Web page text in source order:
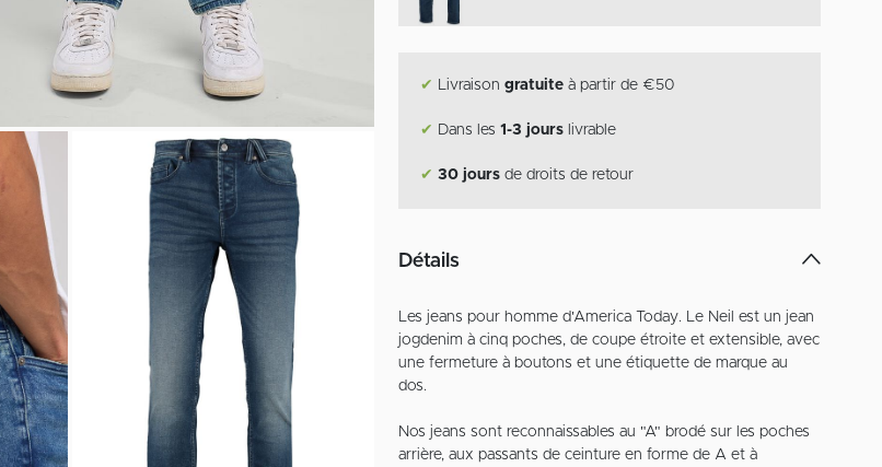
✔ Livraisongratuite à partir de €50
✔ Dans les1-3 jours livrable
✔ 30 jours de droits de retour
Détails
Les jeans pour homme d'America Today. Le Neil est un jean
jogdenim à cinq poches, de coupe étroite et extensible, avec
une fermeture à boutons et une étiquette de marque au
dos.
Nos jeans sont reconnaissables au "A" brodé sur les poches
arrière, aux passants de ceinture en forme de A et à